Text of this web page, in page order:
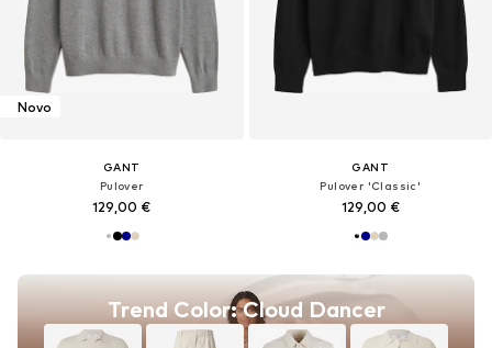
Novo
GANT
Pulover
129,00 €
Trend Color: Cloud Dancer
GANT
Pulover 'Classic'
129,00 €